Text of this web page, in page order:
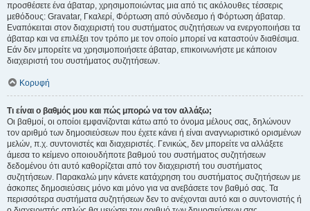
προσθέσετε ένα άβαταρ, χρησιμοποιώντας μια από τις ακόλουθες τέσσερις
μεθόδους: Gravatar, Γκαλερί, Φόρτωση από σύνδεσμο ή Φόρτωση άβαταρ.
Εναπόκειται στον διαχειριστή του συστήματος συζητήσεων να ενεργοποιήσει τα
άβαταρ και να επιλέξει τον τρόπο με τον οποίο μπορεί να καταστούν διαθέσιμα.
Εάν δεν μπορείτε να χρησιμοποιήσετε άβαταρ, επικοινωνήστε με κάποιον
διαχειριστή του συστήματος συζητήσεων.
Κορυφή
Τι είναι ο βαθμός μου και πώς μπορώ να τον αλλάξω;
Οι βαθμοί, οι οποίοι εμφανίζονται κάτω από το όνομα μέλους σας, δηλώνουν
τον αριθμό των δημοσιεύσεων που έχετε κάνει ή είναι αναγνωριστικό ορισμένων
μελών, π.χ. συντονιστές και διαχειριστές. Γενικώς, δεν μπορείτε να αλλάξετε
άμεσα το κείμενο οποιουδήποτε βαθμού του συστήματος συζητήσεων
δεδομένου ότι αυτό καθορίζεται από τον διαχειριστή του συστήματος
συζητήσεων. Παρακαλώ μην κάνετε κατάχρηση του συστήματος συζητήσεων με
άσκοπες δημοσιεύσεις μόνο και μόνο για να ανεβάσετε τον βαθμό σας. Τα
περισσότερα συστήματα συζητήσεων δεν το ανέχονται αυτό και ο συντονιστής ή